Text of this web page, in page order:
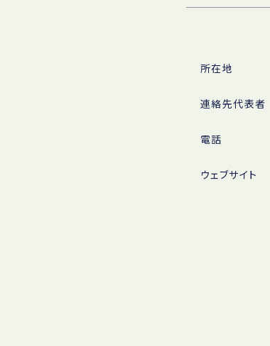
所在地
連絡先代表者
電話
ウェブサイト